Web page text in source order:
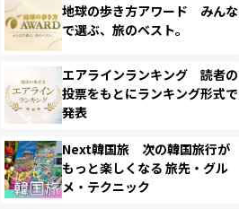
地球の歩き方アワード みんな
で選ぶ、旅のベスト。
エアラインランキング 読者の
投票をもとにランキング形式で
発表
Next韓国旅 次の韓国旅行が
もっと楽しくなる 旅先・グル
メ・テクニック